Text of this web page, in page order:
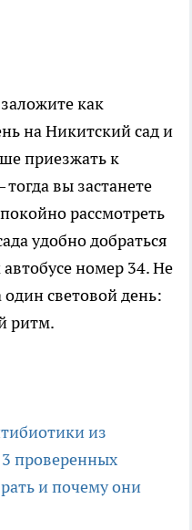
как
на Никитский сад и
приезжать к
вы застанете
рассмотреть
удобно добраться
номер 34. Не
один световой день:
ритм.
из
проверенных
и почему они